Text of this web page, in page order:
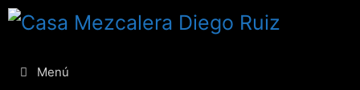
Menú